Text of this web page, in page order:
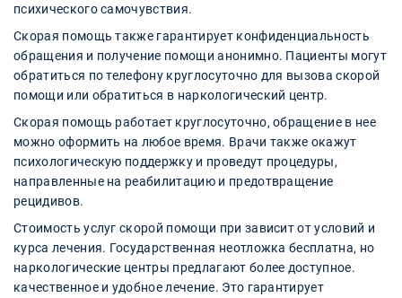
психического самочувствия.
Скорая помощь также гарантирует конфиденциальность
обращения и получение помощи анонимно. Пациенты могут
обратиться по телефону круглосуточно для вызова скорой
помощи или обратиться в наркологический центр.
Скорая помощь работает круглосуточно, обращение в нее
можно оформить на любое время. Врачи также окажут
психологическую поддержку и проведут процедуры,
направленные на реабилитацию и предотвращение
рецидивов.
Стоимость услуг скорой помощи при зависит от условий и
курса лечения. Государственная неотложка бесплатна, но
наркологические центры предлагают более доступное.
качественное и удобное лечение. Это гарантирует